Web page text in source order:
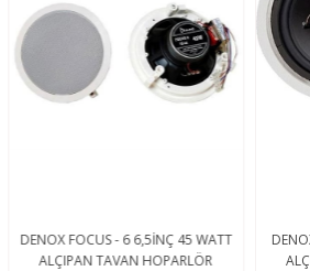
DENOX FOCUS - 6 6,5İNÇ 45 WATT
ALÇIPAN TAVAN HOPARLÖR